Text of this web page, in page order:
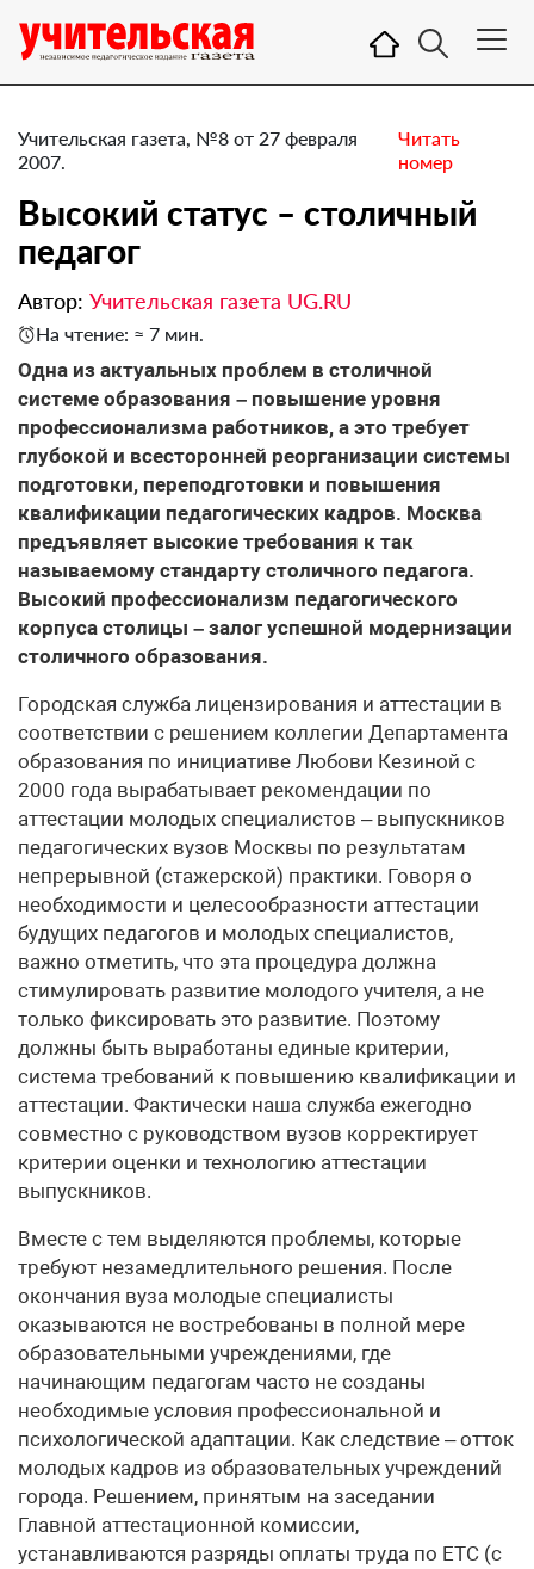
Учительская газета, №8 от 27 февраля
2007.
Читать
номер
Высокий статус – столичный
педагог
Автор: Учительская газета UG.RU
На чтение: ≈ 7 мин.
Одна из актуальных проблем в столичной
системе образования – повышение уровня
профессионализма работников, а это требует
глубокой и всесторонней реорганизации системы
подготовки, переподготовки и повышения
квалификации педагогических кадров. Москва
предъявляет высокие требования к так
называемому стандарту столичного педагога.
Высокий профессионализм педагогического
корпуса столицы – залог успешной модернизации
столичного образования.
Городская служба лицензирования и аттестации в
соответствии с решением коллегии Департамента
образования по инициативе Любови Кезиной с
2000 года вырабатывает рекомендации по
аттестации молодых специалистов – выпускников
педагогических вузов Москвы по результатам
непрерывной (стажерской) практики. Говоря о
необходимости и целесообразности аттестации
будущих педагогов и молодых специалистов,
важно отметить, что эта процедура должна
стимулировать развитие молодого учителя, а не
только фиксировать это развитие. Поэтому
должны быть выработаны единые критерии,
система требований к повышению квалификации и
аттестации. Фактически наша служба ежегодно
совместно с руководством вузов корректирует
критерии оценки и технологию аттестации
выпускников.
Вместе с тем выделяются проблемы, которые
требуют незамедлительного решения. После
окончания вуза молодые специалисты
оказываются не востребованы в полной мере
образовательными учреждениями, где
начинающим педагогам часто не созданы
необходимые условия профессиональной и
психологической адаптации. Как следствие – отток
молодых кадров из образовательных учреждений
города. Решением, принятым на заседании
Главной аттестационной комиссии,
устанавливаются разряды оплаты труда по ЕТС (с